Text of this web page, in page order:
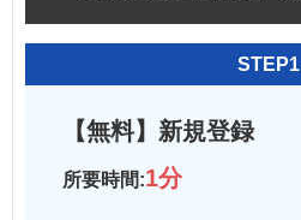
STEP1
【無料】新規登録
所要時間:1分